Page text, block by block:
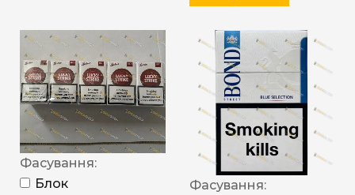
Фасування:
Блок
Фасування: